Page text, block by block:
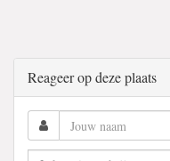
Reageer op deze plaats